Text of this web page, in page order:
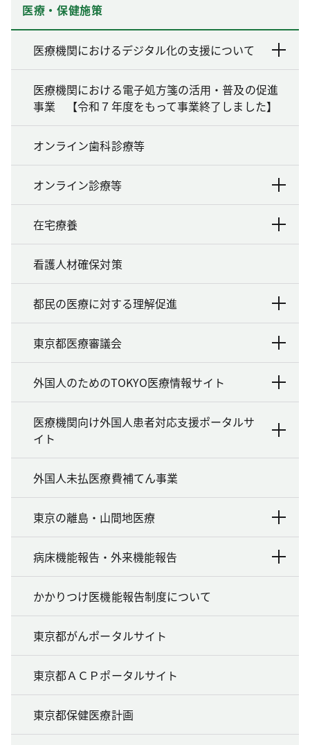
医療・保健施策
医療機関におけるデジタル化の支援について
医療機関における電子処方箋の活用・普及の促進
事業 【令和７年度をもって事業終了しました】
オンライン歯科診療等
オンライン診療等
在宅療養
看護人材確保対策
都民の医療に対する理解促進
東京都医療審議会
外国人のためのTOKYO医療情報サイト
医療機関向け外国人患者対応支援ポータルサ
イト
外国人未払医療費補てん事業
東京の離島・山間地医療
病床機能報告・外来機能報告
かかりつけ医機能報告制度について
東京都がんポータルサイト
東京都ＡＣＰポータルサイト
東京都保健医療計画